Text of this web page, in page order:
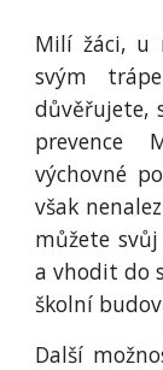
Milí žáci, u
svým
důvěřujete,
prevence
výchovné
však
můžete
a vhodit do
školní
Další